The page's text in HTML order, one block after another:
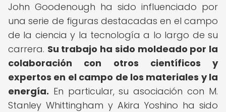
John Goodenough ha sido influenciado por
una serie de figuras destacadas en el campo
de la ciencia y la tecnología a lo largo de su
carrera. Su trabajo ha sido moldeado por la
colaboración con otros científicos y
expertos en el campo de los materiales y la
energía. En particular, su asociación con M.
Stanley Whittingham y Akira Yoshino ha sido